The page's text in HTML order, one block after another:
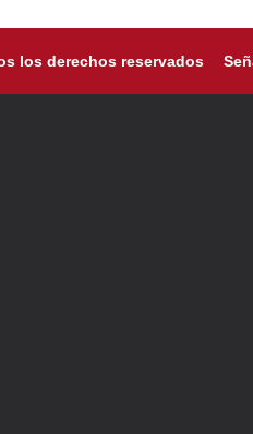
los derechos reservados